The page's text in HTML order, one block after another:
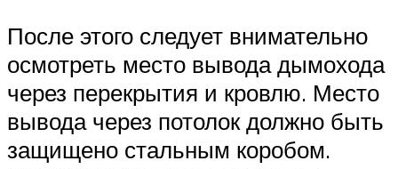
После этого следует внимательно
осмотреть место вывода дымохода
через перекрытия и кровлю. Место
вывода через потолок должно быть
защищено стальным коробом.